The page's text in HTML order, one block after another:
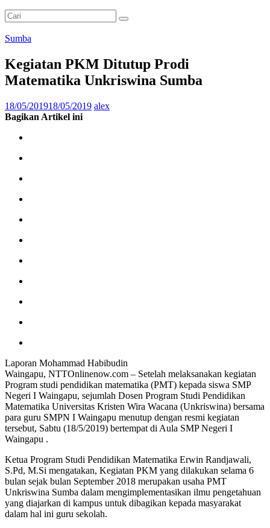
Sumba
Kegiatan PKM Ditutup Prodi
Matematika Unkriswina Sumba
18/05/201918/05/2019 alex
Bagikan Artikel ini
Laporan Mohammad Habibudin
Waingapu, NTTOnlinenow.com – Setelah melaksanakan kegiatan
Program studi pendidikan matematika (PMT) kepada siswa SMP
Negeri I Waingapu, sejumlah Dosen Program Studi Pendidikan
Matematika Universitas Kristen Wira Wacana (Unkriswina) bersama
para guru SMPN I Waingapu menutup dengan resmi kegiatan
tersebut, Sabtu (18/5/2019) bertempat di Aula SMP Negeri I
Waingapu .
Ketua Program Studi Pendidikan Matematika Erwin Randjawali,
S.Pd, M.Si mengatakan, Kegiatan PKM yang dilakukan selama 6
bulan sejak bulan September 2018 merupakan usaha PMT
Unkriswina Sumba dalam mengimplementasikan ilmu pengetahuan
yang diajarkan di kampus untuk dibagikan kepada masyarakat
dalam hal ini guru sekolah.